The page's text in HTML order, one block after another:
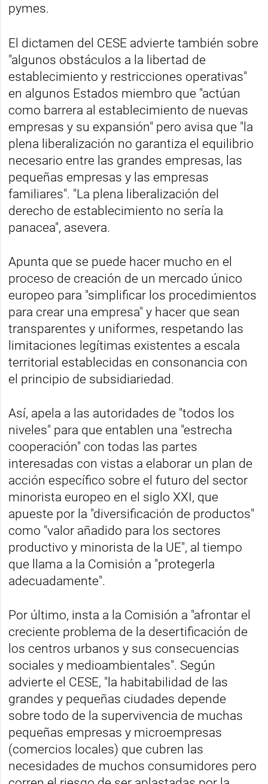
pymes.
El dictamen del CESE advierte también sobre
"algunos obstáculos a la libertad de
establecimiento y restricciones operativas"
en algunos Estados miembro que "actúan
como barrera al establecimiento de nuevas
empresas y su expansión" pero avisa que "la
plena liberalización no garantiza el equilibrio
necesario entre las grandes empresas, las
pequeñas empresas y las empresas
familiares". "La plena liberalización del
derecho de establecimiento no sería la
panacea", asevera.
Apunta que se puede hacer mucho en el
proceso de creación de un mercado único
europeo para "simplificar los procedimientos
para crear una empresa" y hacer que sean
transparentes y uniformes, respetando las
limitaciones legítimas existentes a escala
territorial establecidas en consonancia con
el principio de subsidiariedad.
Así, apela a las autoridades de "todos los
niveles" para que entablen una "estrecha
cooperación" con todas las partes
interesadas con vistas a elaborar un plan de
acción específico sobre el futuro del sector
minorista europeo en el siglo XXI, que
apueste por la "diversificación de productos"
como "valor añadido para los sectores
productivo y minorista de la UE", al tiempo
que llama a la Comisión a "protegerla
adecuadamente".
Por último, insta a la Comisión a "afrontar el
creciente problema de la desertificación de
los centros urbanos y sus consecuencias
sociales y medioambientales". Según
advierte el CESE, "la habitabilidad de las
grandes y pequeñas ciudades depende
sobre todo de la supervivencia de muchas
pequeñas empresas y microempresas
(comercios locales) que cubren las
necesidades de muchos consumidores pero